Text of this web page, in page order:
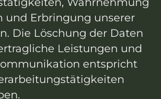
und Erbringung unserer
Die Löschung der Daten
Leistungen und
entspricht